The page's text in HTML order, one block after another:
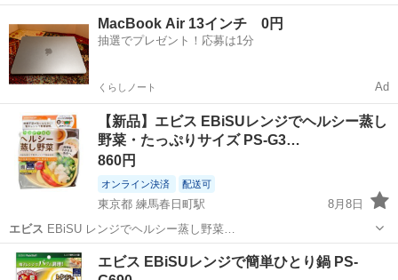
…
MacBook Air 13インチ 0円
抽選でプレゼント！応募は1分
くらしノート Ad
【新品】エビス EBiSUレンジでヘルシー蒸し
野菜・たっぷりサイズ PS-G3…
860円
オンライン決済 配送可
東京都 練馬春日町駅
8月8日
エビス EBiSU レンジでヘルシー蒸し野菜…
東京 練馬区 練馬春日町駅 調理器具 エビス
エビス EBiSUレンジで簡単ひとり鍋 PS-